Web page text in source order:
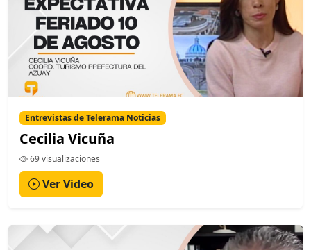
Entrevistas de Telerama Noticias
Cecilia Vicuña
69 visualizaciones
Ver Video